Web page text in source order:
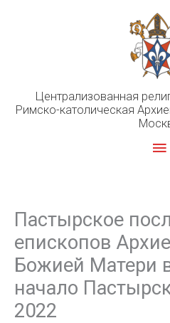
Централизованная
Римско-католическая
Пастырское
епископов
Божией Матери
начало
2022